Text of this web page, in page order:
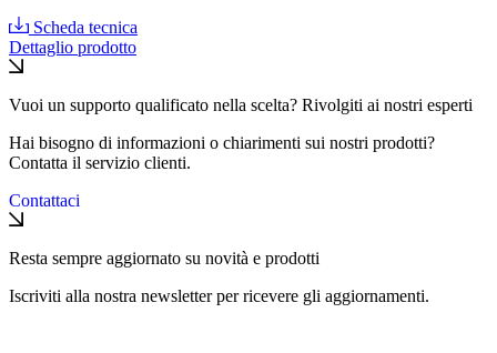
Scheda tecnica
Dettaglio prodotto
Vuoi un supporto qualificato nella scelta? Rivolgiti ai nostri esperti
Hai bisogno di informazioni o chiarimenti sui nostri prodotti?
Contatta il servizio clienti.
Contattaci
Resta sempre aggiornato su novità e prodotti
Iscriviti alla nostra newsletter per ricevere gli aggiornamenti.